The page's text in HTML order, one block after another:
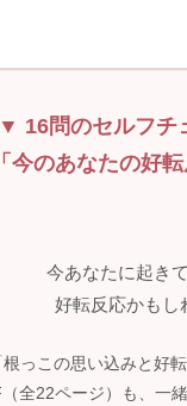
▼ 16問のセルフチ
「今のあなたの好
今あなたに起き
好転反応かもし
根っこの思い込みと好
全22ページ）も、一